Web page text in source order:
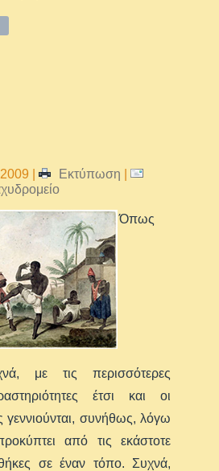
| Εκτύπωση
Όπως
με τις περισσότερες
έτσι και οι
γεννιούνται, συνήθως, λόγω
από τις εκάστοτε
σε έναν τόπο. Συχνά,